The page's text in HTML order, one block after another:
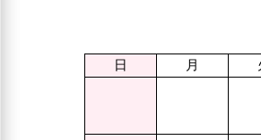
日 月